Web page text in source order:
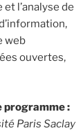
l’analyse de
web
ouvertes,
programme :
Paris Saclay